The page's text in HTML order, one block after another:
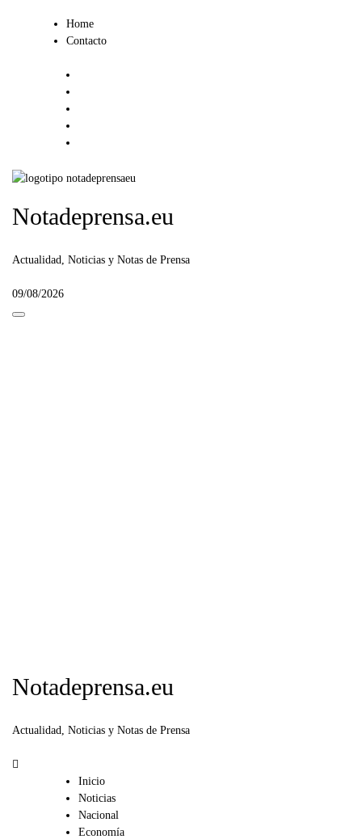
Home
Contacto
Notadeprensa.eu
Actualidad, Noticias y Notas de Prensa
09/08/2026
Notadeprensa.eu
Actualidad, Noticias y Notas de Prensa
Inicio
Noticias
Nacional
Economía